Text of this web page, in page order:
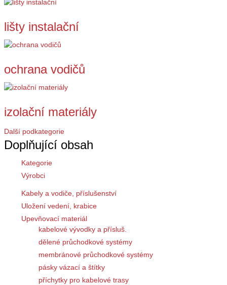
lišty instalační
ochrana vodičů
izolační materiály
Další podkategorie
Doplňující obsah
Kategorie
Výrobci
Kabely a vodiče, příslušenství
Uložení vedení, krabice
Upevňovací materiál
kabelové vývodky a přísluš.
dělené průchodkové systémy
membránové průchodkové systémy
pásky vázací a štítky
příchytky pro kabelové trasy